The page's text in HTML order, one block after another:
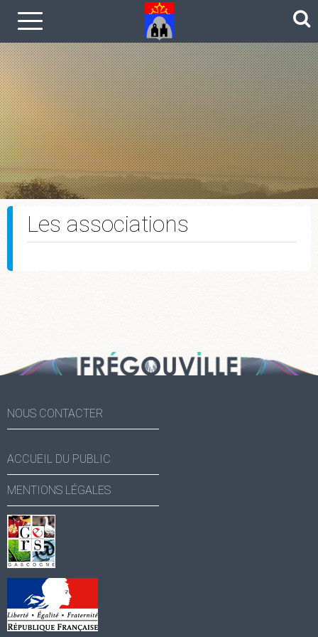
Les associations
NOUS CONTACTER
ACCUEIL DU PUBLIC
MENTIONS LÉGALES